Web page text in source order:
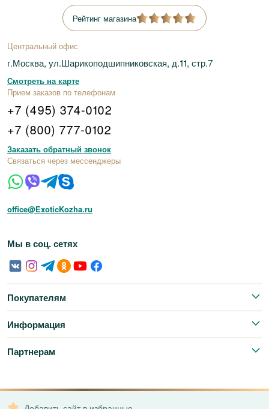
Рейтинг магазина
Центральный офис
г.Москва, ул.Шарикоподшипниковская, д.11, стр.7
Смотреть на карте
Прием заказов по телефонам
+7 (495) 374-0102
+7 (800) 777-0102
Заказать обратный звонок
Связаться через мессенджеры
office@ExoticKozha.ru
Мы в соц. сетях
Покупателям
Информация
Партнерам